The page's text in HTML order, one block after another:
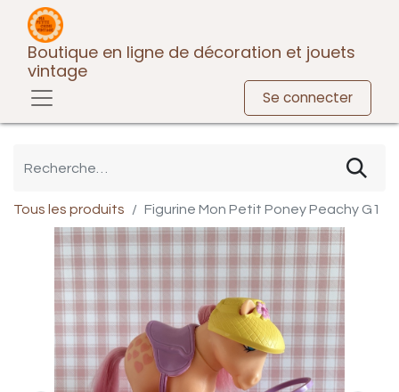
Boutique en ligne de décoration et jouets
vintage
Se connecter
Tous les produits Figurine Mon Petit Poney Peachy G1